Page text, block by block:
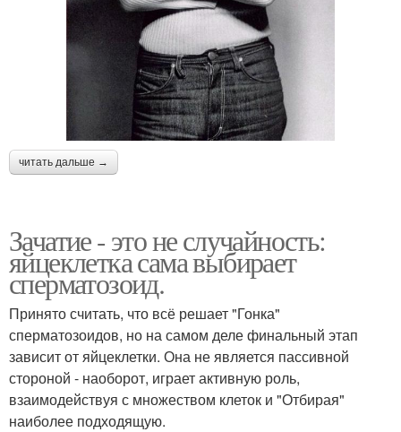
читать дальше →
Зачатие - это не случайность:
яйцеклетка сама выбирает
сперматозоид.
Принято считать, что всё решает "Гонка"
сперматозоидов, но на самом деле финальный этап
зависит от яйцеклетки. Она не является пассивной
стороной - наоборот, играет активную роль,
взаимодействуя с множеством клеток и "Отбирая"
наиболее подходящую.